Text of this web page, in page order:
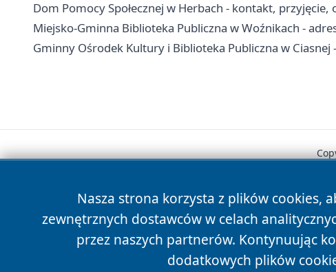
Dom Pomocy Społecznej w Herbach - kontakt, przyjęcie,
Miejsko-Gminna Biblioteka Publiczna w Woźnikach -
Gminny Ośrodek Kultury i Biblioteka Publiczna w
Nasza strona korzysta z plików cookies,
zewnętrznych dostawców w celach
przez naszych partnerów. Kontynuując
dodatkowych plików
News